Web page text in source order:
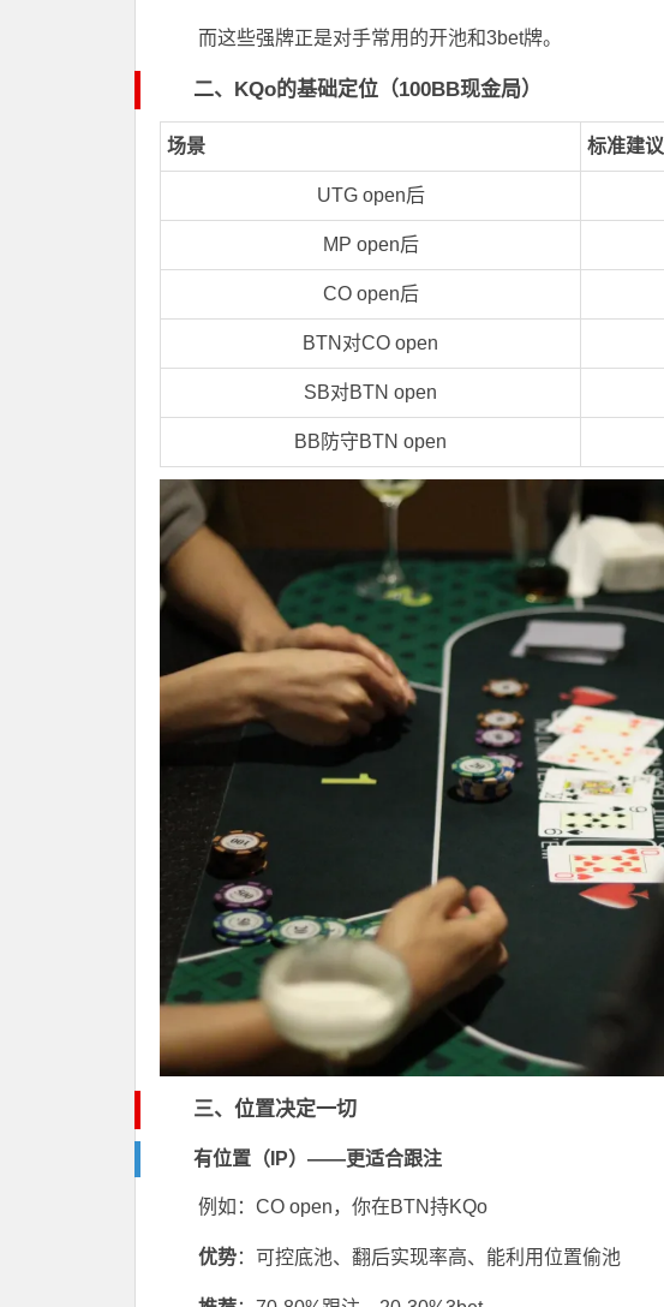
而这些强牌正是对手常用的开池和3bet牌。
二、KQo的基础定位（100BB现金局）
场景 标准建议
UTG open后
MP open后
CO open后
BTN对CO open
SB对BTN open
BB防守BTN open
三、位置决定一切
有位置（IP）——更适合跟注
例如：CO open，你在BTN持KQo
优势：可控底池、翻后实现率高、能利用位置偷池